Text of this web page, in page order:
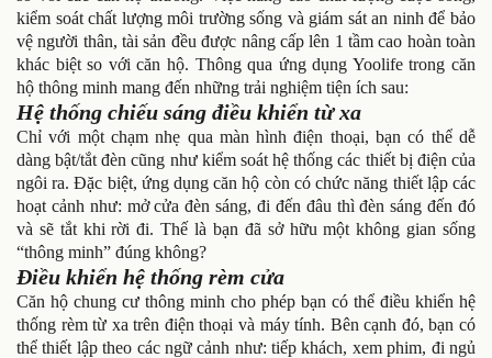
kiểm soát chất lượng môi trường sống và giám sát an ninh để bảo
vệ người thân, tài sản đều được nâng cấp lên 1 tầm cao hoàn toàn
khác biệt so với căn hộ. Thông qua ứng dụng Yoolife trong căn
hộ thông minh mang đến những trải nghiệm tiện ích sau:
Hệ thống chiếu sáng điều khiển từ xa
Chỉ với một chạm nhẹ qua màn hình điện thoại, bạn có thể dễ
dàng bật/tắt đèn cũng như kiểm soát hệ thống các thiết bị điện của
ngôi ra. Đặc biệt, ứng dụng căn hộ còn có chức năng thiết lập các
hoạt cảnh như: mở cửa đèn sáng, đi đến đâu thì đèn sáng đến đó
và sẽ tắt khi rời đi. Thế là bạn đã sở hữu một không gian sống
“thông minh” đúng không?
Điều khiển hệ thống rèm cửa
Căn hộ chung cư thông minh cho phép bạn có thể điều khiển hệ
thống rèm từ xa trên điện thoại và máy tính. Bên cạnh đó, bạn có
thể thiết lập theo các ngữ cảnh như: tiếp khách, xem phim, đi ngủ